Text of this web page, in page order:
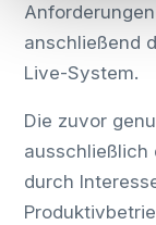
anschließend
Live-System.
Die zuvor
ausschließlich
durch